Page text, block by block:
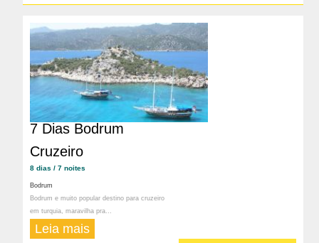
7 Dias Bodrum
Cruzeiro
8 dias / 7 noites
Bodrum
Bodrum e muito popular destino para cruzeiro
em turquia, maravilha pra...
Leia mais